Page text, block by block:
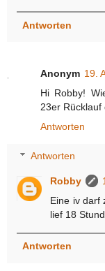
Antworten
Anonym 19.
Hi Robby!
23er Rücklauf
Antworten
Antworten
Robby
Eine iv darf
lief 18
Antworten